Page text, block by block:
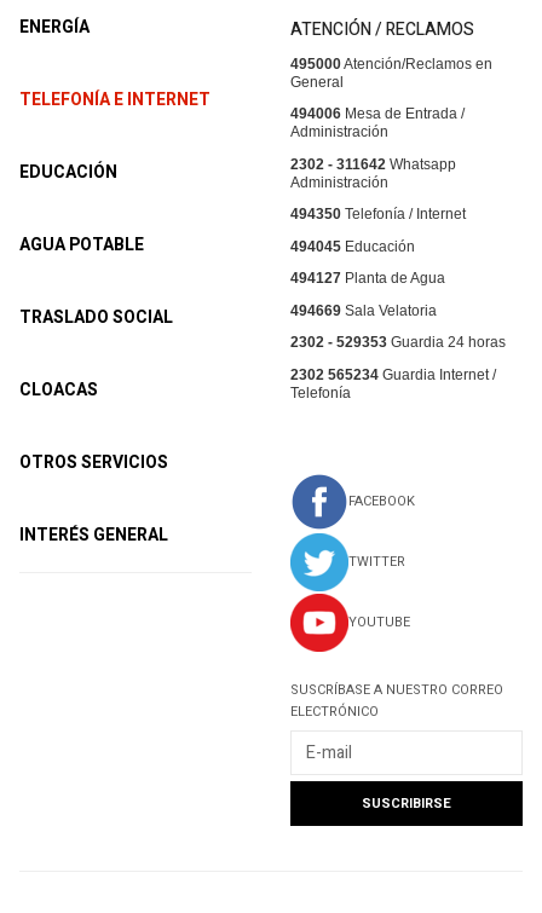
ENERGÍA
TELEFONÍA E INTERNET
EDUCACIÓN
AGUA POTABLE
TRASLADO SOCIAL
CLOACAS
OTROS SERVICIOS
INTERÉS GENERAL
ATENCIÓN / RECLAMOS
495000Atención/Reclamos en
General
494006 Mesa de Entrada /
Administración
2302 - 311642 Whatsapp
Administración
494350 Telefonía / Internet
494045 Educación
494127 Planta de Agua
494669 Sala Velatoria
2302 - 529353 Guardia 24 horas
2302 565234 Guardia Internet /
Telefonía
FACEBOOK
TWITTER
YOUTUBE
SUSCRÍBASE A NUESTRO CORREO
ELECTRÓNICO